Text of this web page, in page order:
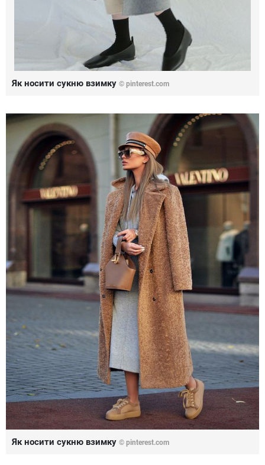
Як носити сукню взимку © pinterest.com
Як носити сукню взимку © pinterest.com